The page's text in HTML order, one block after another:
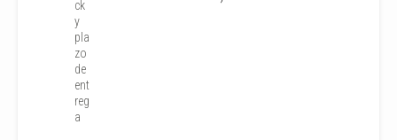
ck
y
pla
zo
de
ent
reg
a